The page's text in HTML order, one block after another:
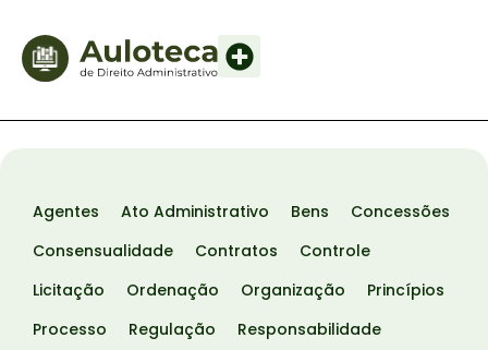
Agentes Ato Administrativo Bens
Concessões
Consensualidade
Contratos
Controle
Licitação
Ordenação Organização
Princípios
Processo
Regulação
Responsabilidade